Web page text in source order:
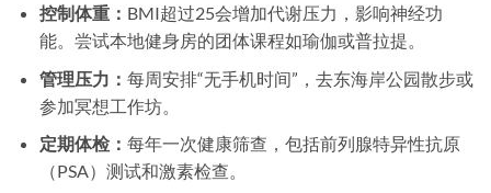
控制体重： BMI超过25会增加代谢压力，影响神经功
能。尝试本地健身房的团体课程如瑜伽或普拉提。
管理压力： 每周安排“无手机时间”，去东海岸公园散步或
参加冥想工作坊。
定期体检： 每年一次健康筛查，包括前列腺特异性抗原
（PSA）测试和激素检查。